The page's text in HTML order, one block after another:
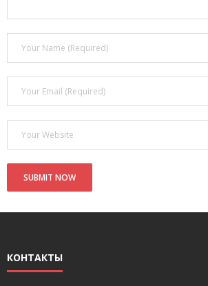
- Покупка усилителя после апгрейда.
- Конфигурирование и настройка
концертных залов
- Улучшаем звучание — подготовка
прослушивания музыки.
- Выбираем автомагнитолу
Контакты
Cart (0Items)
КОНТАКТЫ